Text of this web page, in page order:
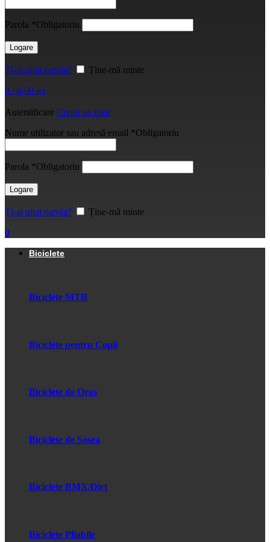
Parola *Obligatoriu
Logare
Ți-ai uitat parola?
Ține-mă minte
0 / 0,00 lei
Autentificare Creați un cont
Nume utilizator sau adresă email *Obligatoriu
Parola *Obligatoriu
Logare
Ți-ai uitat parola?
Ține-mă minte
0
Biciclete
Biciclete MTB
Biciclete pentru Copii
Biciclete de Oras
Biciclete de Sosea
Biciclete BMX/Dirt
Biciclete Pliabile